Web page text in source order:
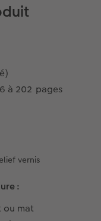
à 202 pages
vernis
:
ou mat